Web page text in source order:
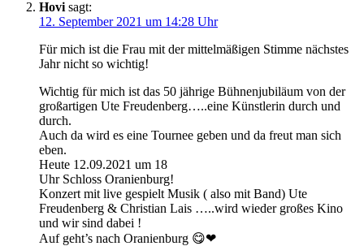
Hovi sagt:
12. September 2021 um 14:28 Uhr
Für mich ist die Frau mit der mittelmäßigen Stimme nächstes
Jahr nicht so wichtig!
Wichtig für mich ist das 50 jährige Bühnenjubiläum von der
großartigen Ute Freudenberg…..eine Künstlerin durch und
durch.
Auch da wird es eine Tournee geben und da freut man sich
eben.
Heute 12.09.2021 um 18
Uhr Schloss Oranienburg!
Konzert mit live gespielt Musik ( also mit Band) Ute
Freudenberg & Christian Lais …..wird wieder großes Kino
und wir sind dabei !
Auf geht’s nach Oranienburg 😋❤